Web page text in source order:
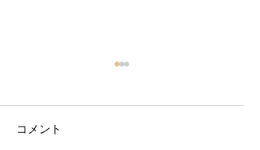
コメント